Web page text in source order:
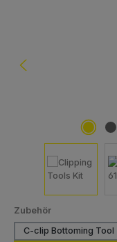
Zubehörauswählen
C-clip Bottoming Tool